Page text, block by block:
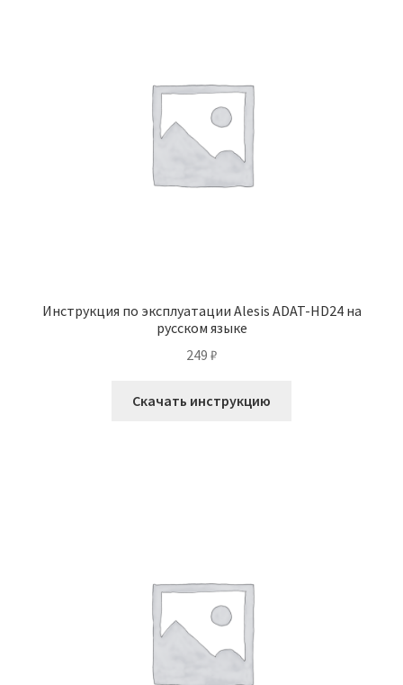
Инструкция по эксплуатации Alesis ADAT-HD24 на
русском языке
249 ₽
Скачать инструкцию